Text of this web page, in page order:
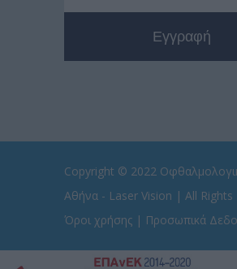
Copyright © 2022
Αθήνα - Laser Vision | All
Όροι χρήσης | Προσωπικά